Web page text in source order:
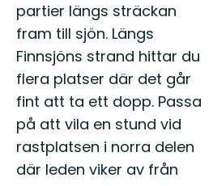
partier längs sträckan
fram till sjön. Längs
Finnsjöns strand hittar du
flera platser där det går
fint att ta ett dopp. Passa
på att vila en stund vid
rastplatsen i norra delen
där leden viker av från